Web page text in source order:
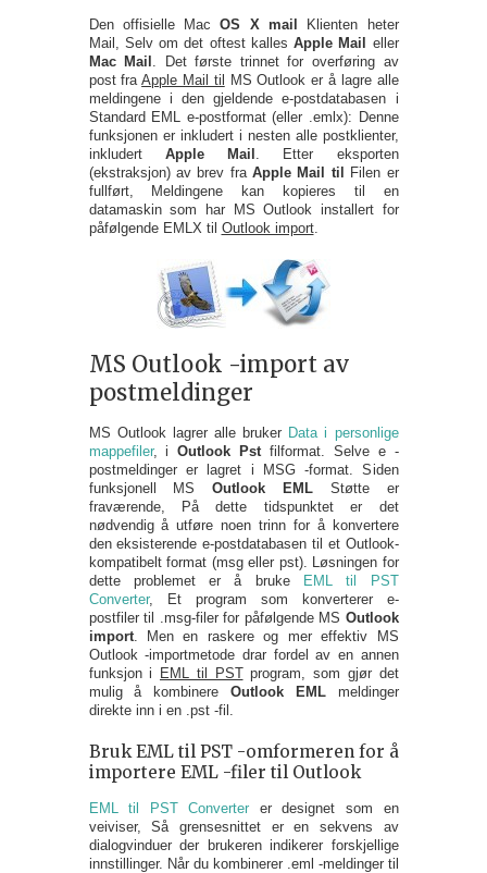
Den offisielle MacOS X mail
Klienten heter
Mail, Selv om det oftest kalles Apple Mail
eller
Mac Mail . Det første trinnet for overføring av
post fraApple Mail til
MS Outlook er å lagre alle
meldingene i den gjeldende e-postdatabasen i
Standard EML e-postformat (eller .emlx): Denne
funksjonen er inkludert i nesten alle postklienter,
inkludert Apple Mail . Etter eksporten
(ekstraksjon) av brev fra Apple Mail til
Filen er
fullført, Meldingene kan kopieres til en
datamaskin som har MS Outlook installert for
påfølgende EMLX til Outlook import.
MS Outlook -import av
postmeldinger
MS Outlook lagrer alle bruker Data i personlige
mappefiler, iOutlook Pstfilformat. Selve e -
postmeldinger er lagret i MSG -format. Siden
funksjonell MSOutlook EMLStøtte er
fraværende, På dette tidspunktet er det
nødvendig å utføre noen trinn for å konvertere
den eksisterende e-postdatabasen til et Outlook-
kompatibelt format (msg eller pst). Løsningen for
dette problemet er å bruke
EML til PST
Converter, Et program som konverterer e-
postfiler til .msg-filer for påfølgende MS Outlook
import. Men en raskere og mer effektiv MS
Outlook -importmetode drar fordel av en annen
funksjon i
EML til PSTprogram, som gjør det
mulig å kombinere Outlook EMLmeldinger
direkte inn i en .pst -fil.
Bruk EML til PST -omformeren for å
importere EML -filer til Outlook
EML til PST Converter er designet som en
veiviser, Så grensesnittet er en sekvens av
dialogvinduer der brukeren indikerer forskjellige
innstillinger. Når du kombinerer .eml -meldinger til